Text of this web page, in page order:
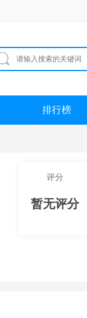
排行榜
评分
暂无评分